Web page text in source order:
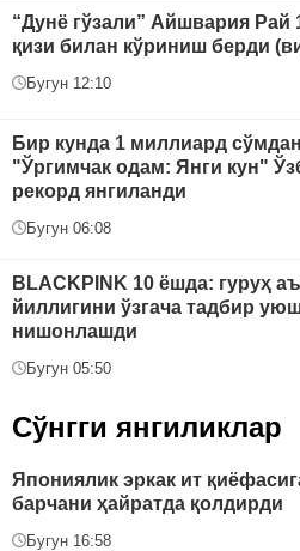
“Дунё гўзали” Айшвария Рай
қизи билан кўриниш берди
Бугун 12:10
Бир кунда 1 миллиард
"Ўргимчак одам: Янги кун"
рекорд янгиланди
Бугун 06:08
BLACKPINK 10 ёшда: гуруҳ
йиллигини ўзгача тадбир
нишонлашди
Бугун 05:50
Сўнгги янгиликлар
Япониялик эркак ит
барчани ҳайратда қолдирди
Бугун 16:58